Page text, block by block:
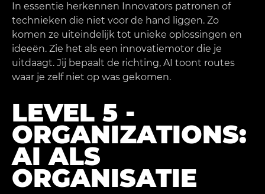
In essentie herkennen Innovators patronen of
technieken die niet voor de hand liggen. Zo
komen ze uiteindelijk tot unieke oplossingen en
ideeën. Zie het als een innovatiemotor die je
uitdaagt. Jij bepaalt de richting, AI toont routes
waar je zelf niet op was gekomen.
LEVEL 5 -
ORGANIZATIONS:
AI ALS
ORGANISATIE